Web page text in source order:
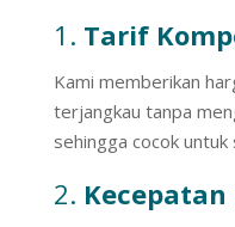
1. Tarif
Kami memberikan
terjangkau tanpa
sehingga cocok
2.